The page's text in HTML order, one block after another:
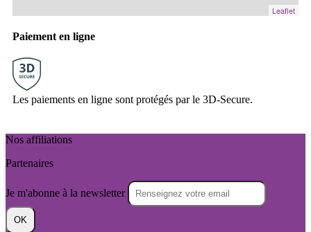
Leaflet
Paiement en ligne
Les paiements en ligne sont protégés par le 3D-Secure.
Nos affiliations
Partenaires
Je m'abonne à la newsletter
OK